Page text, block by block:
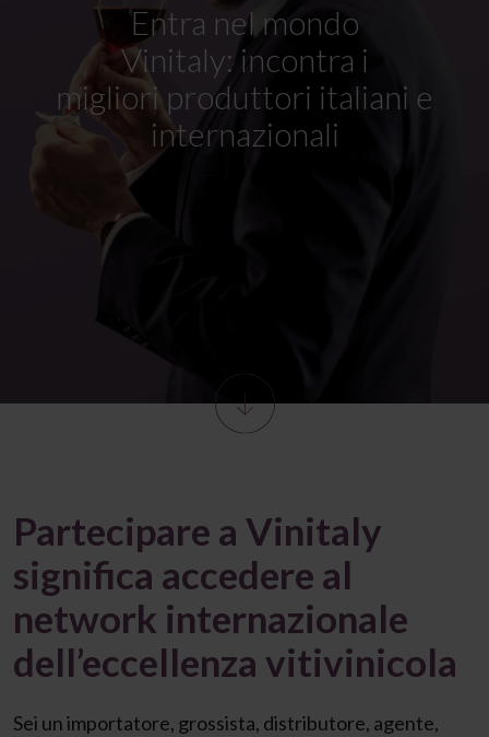
Entra nel mondo
Vinitaly: incontra i
migliori produttori italiani e
internazionali
Partecipare a Vinitaly
significa accedere al
network internazionale
dell’eccellenza vitivinicola​
Sei un importatore, grossista, distributore, agente,